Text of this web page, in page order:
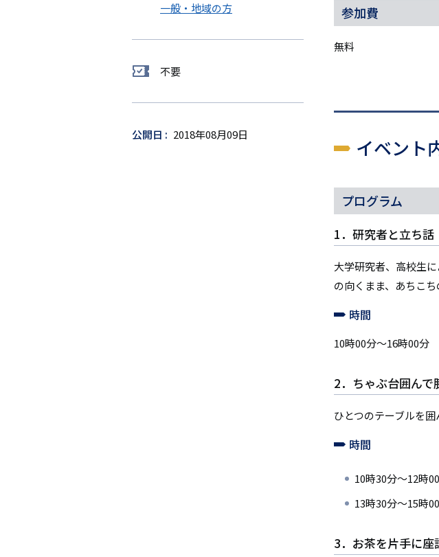
ト
一般・地域の方
要
申
込
不要
公開日 2018年08月09日
参加費
無料
イベント
プログラム
1．研究者と立ち話
大学研究者、高校生
の向くまま、あちこ
時間
10時00分～16時00分
2．ちゃぶ台囲んで
ひとつのテーブルを
時間
10時30分～12時
13時30分～15時
3．お茶を片手に座